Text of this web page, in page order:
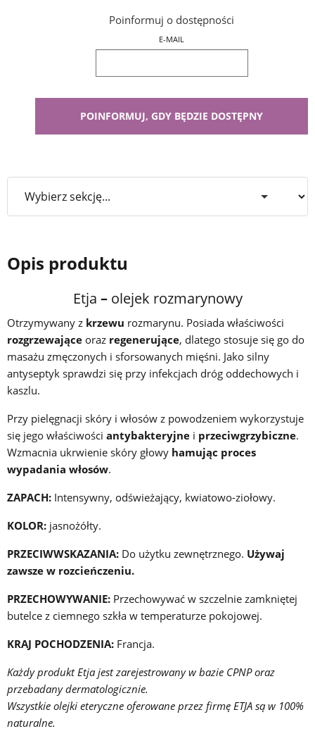
Poinformuj o dostępności
E-MAIL
Opis produktu
Etja –olejek rozmarynowy
Otrzymywany z krzewu rozmarynu. Posiada właściwości
rozgrzewające oraz regenerujące, dlatego stosuje się go do
masażu zmęczonych i sforsowanych mięśni. Jako silny
antyseptyk sprawdzi się przy infekcjach dróg oddechowych i
kaszlu.
Przy pielęgnacji skóry i włosów z powodzeniem wykorzystuje
się jego właściwości antybakteryjne i przeciwgrzybiczne.
Wzmacnia ukrwienie skóry głowy hamując proces
wypadania włosów.
ZAPACH: Intensywny, odświeżający, kwiatowo-ziołowy.
KOLOR: jasnożółty.
PRZECIWWSKAZANIA: Do użytku zewnętrznego. Używaj
zawsze w rozcieńczeniu.
PRZECHOWYWANIE: Przechowywać w szczelnie zamkniętej
butelce z ciemnego szkła w temperaturze pokojowej.
KRAJ POCHODZENIA: Francja.
Każdy produkt Etja jest zarejestrowany w bazie CPNP oraz
przebadany dermatologicznie.
Wszystkie olejki eteryczne oferowane przez firmę ETJA są w 100%
naturalne.